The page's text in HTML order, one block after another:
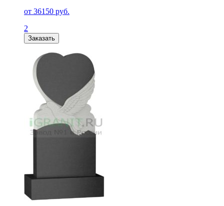
от 36150 руб.
2
Заказать